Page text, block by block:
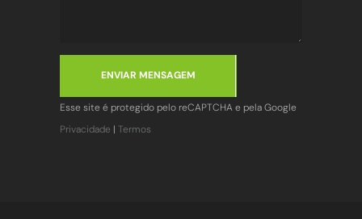
ENVIAR MENSAGEM
Esse site é protegido pelo reCAPTCHA e pela Google
Privacidade | Termos